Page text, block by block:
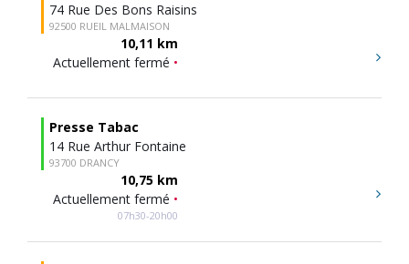
74 Rue Des Bons Raisins
92500 RUEIL MALMAISON
10,11 km
Actuellement fermé •
Presse Tabac
14 Rue Arthur Fontaine
93700 DRANCY
10,75 km
Actuellement fermé •
07h30-20h00